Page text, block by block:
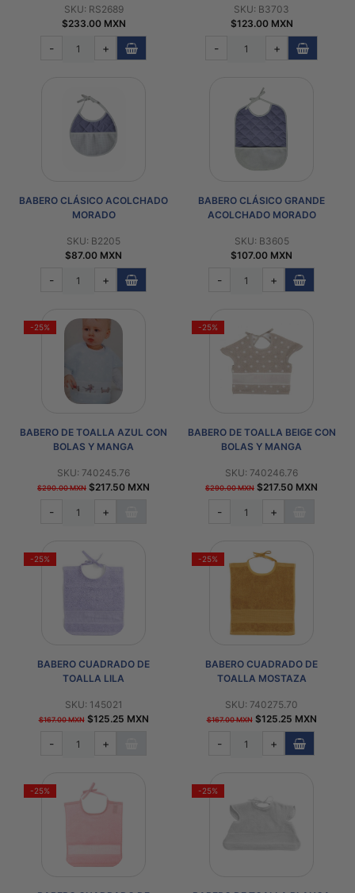
Para
SKU: RS2689
$233.00 MXN
- +
SKU: B3703
$123.00 MXN
- +
BABERO CLÁSICO ACOLCHADO
MORADO
SKU: B2205
$87.00 MXN
- +
BABERO CLÁSICO GRANDE
ACOLCHADO MORADO
SKU: B3605
$107.00 MXN
- +
-25%
BABERO DE TOALLA AZUL CON
BOLAS Y MANGA
SKU: 740245.76
$290.00 MXN $217.50 MXN
- +
-25%
BABERO DE TOALLA BEIGE CON
BOLAS Y MANGA
SKU: 740246.76
$290.00 MXN $217.50 MXN
- +
-25%
BABERO CUADRADO DE
TOALLA LILA
SKU: 145021
$167.00 MXN$125.25 MXN
- +
-25%
BABERO CUADRADO DE
TOALLA MOSTAZA
SKU: 740275.70
$167.00 MXN$125.25 MXN
- +
-25% -25%